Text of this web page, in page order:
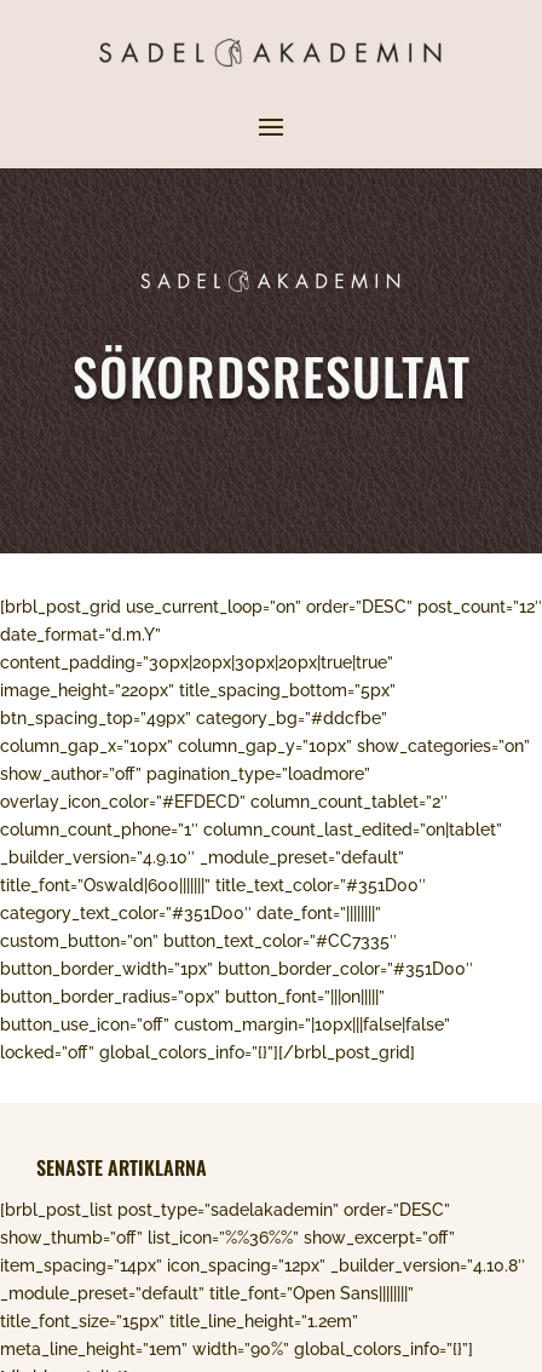
SÖKORDSRESULTAT
[brbl_post_grid use_current_loop=”on” order=”DESC” post_count=”12″
date_format=”d.m.Y”
content_padding=”30px|20px|30px|20px|true|true”
image_height=”220px” title_spacing_bottom=”5px”
btn_spacing_top=”49px” category_bg=”#ddcfbe”
column_gap_x=”10px” column_gap_y=”10px” show_categories=”on”
show_author=”off” pagination_type=”loadmore”
overlay_icon_color=”#EFDECD” column_count_tablet=”2″
column_count_phone=”1″ column_count_last_edited=”on|tablet”
_builder_version=”4.9.10″ _module_preset=”default”
title_font=”Oswald|600|||||||” title_text_color=”#351D00″
category_text_color=”#351D00″ date_font=”||||||||”
custom_button=”on” button_text_color=”#CC7335″
button_border_width=”1px” button_border_color=”#351D00″
button_border_radius=”0px” button_font=”|||on|||||”
button_use_icon=”off” custom_margin=”|10px|||false|false”
locked=”off” global_colors_info=”{}”][/brbl_post_grid]
SENASTE ARTIKLARNA
[brbl_post_list post_type=”sadelakademin” order=”DESC”
show_thumb=”off” list_icon=”%%36%%” show_excerpt=”off”
item_spacing=”14px” icon_spacing=”12px” _builder_version=”4.10.8″
_module_preset=”default” title_font=”Open Sans||||||||”
title_font_size=”15px” title_line_height=”1.2em”
meta_line_height=”1em” width=”90%” global_colors_info=”{}”]